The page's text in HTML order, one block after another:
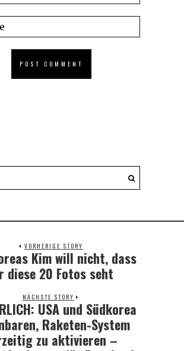
VORHERIGE STORY
Previous
post:
Kim will nicht, dass
diese 20 Fotos seht
NÄCHSTE STORY
Next
post:
USA und Südkorea
Raketen-System
zu aktivieren –